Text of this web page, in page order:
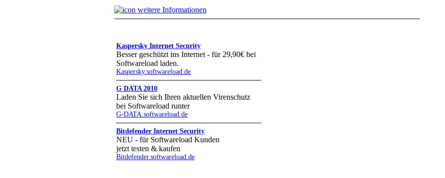
weitere Informationen
Kaspersky Internet Security
Besser geschützt ins Internet - für 29,90€ bei
Softwareload laden.
Kaspersky.softwareload.de
G DATA 2010
Laden Sie sich Ihren aktuellen Virenschutz
bei Softwareload runter
G-DATA.softwareload.de
Bitdefender Internet Security
NEU - für Softwareload Kunden
jetzt testen & kaufen
Bitdefender.softwareload.de